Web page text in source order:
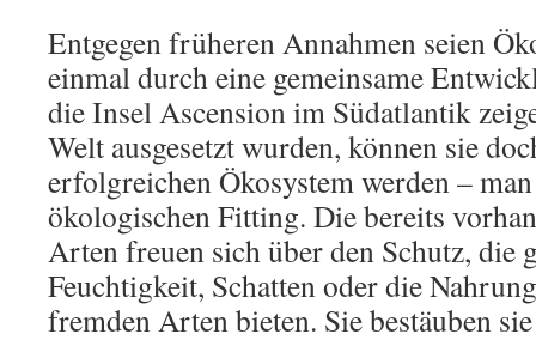
Entgegen früheren Annahmen seien
einmal durch eine gemeinsame
die Insel Ascension im Südatlantik
Welt ausgesetzt wurden, können sie
erfolgreichen Ökosystem werden –
ökologischen Fitting. Die bereits
Arten freuen sich über den Schutz, die
Feuchtigkeit, Schatten oder die
fremden Arten bieten. Sie bestäuben